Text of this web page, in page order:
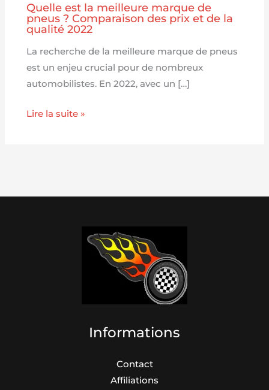
Quelle est la meilleure marque de
pneus ? Comparaison des prix et de la
qualité 2022
La recherche de la meilleure marque de pneus
est un enjeu crucial pour de nombreux
automobilistes. En 2022, avec un […]
Lire la suite »
Informations
Contact
Affiliations